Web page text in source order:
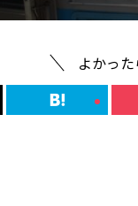
よかっ